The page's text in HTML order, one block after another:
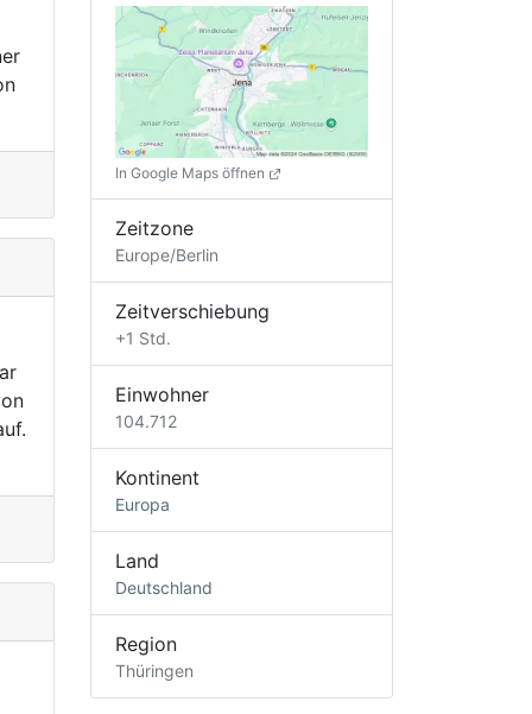
In Google Maps öffnen
Zeitzone
Europe/Berlin
Zeitverschiebung
+1 Std.
Einwohner
104.712
Kontinent
Europa
Land
Deutschland
Region
Thüringen